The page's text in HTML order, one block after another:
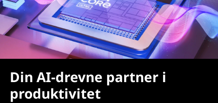
Din AI-drevne partner i
produktivitet